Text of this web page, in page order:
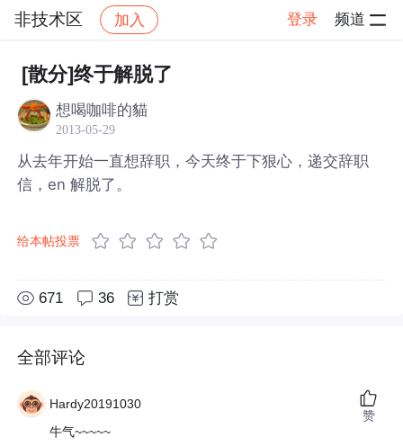
非技术区 加入 登录 频道
社区 非技术区 帖子详情
[散分]终于解脱了
想喝咖啡的貓
2013-05-29
从去年开始一直想辞职，今天终于下狠心，递交辞职
信，en 解脱了。
给本帖投票
671 36 打赏
全部评论
Hardy20191030
牛气~~~~~
赞